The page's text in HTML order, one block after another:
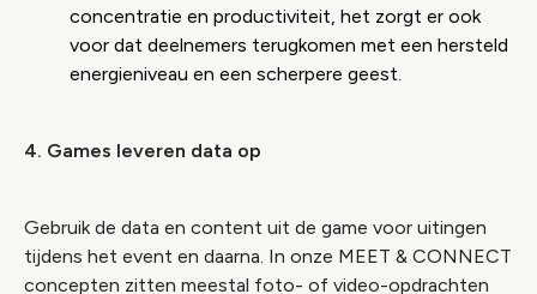
concentratie en productiviteit, het zorgt er ook
voor dat deelnemers terugkomen met een hersteld
energieniveau en een scherpere geest.
4. Games leveren data op
Gebruik de data en content uit de game voor uitingen
tijdens het event en daarna. In onze MEET & CONNECT
concepten zitten meestal foto- of video-opdrachten